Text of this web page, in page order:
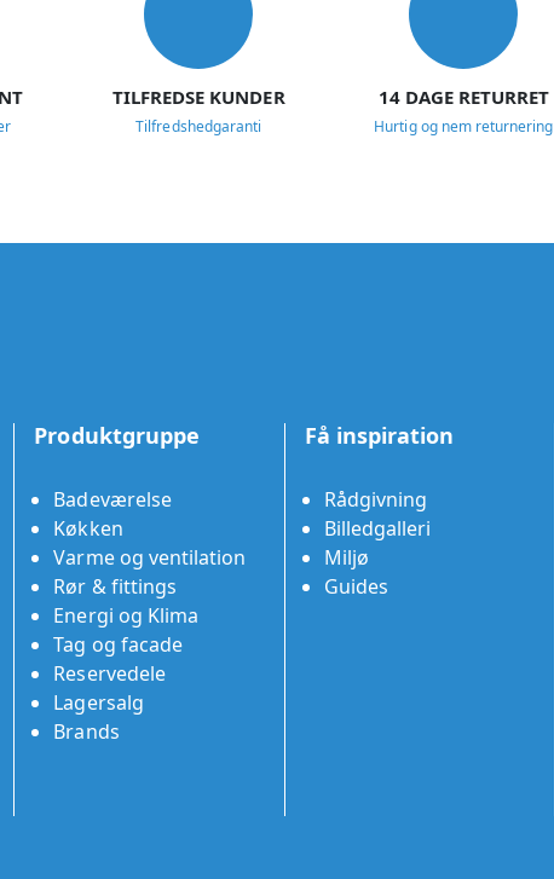
TILFREDSE KUNDER
Tilfredshedgaranti
14 DAGE RETURRET
Hurtig og nem returnering
Produktgruppe
Badeværelse
Køkken
Varme og ventilation
Rør & fittings
Energi og Klima
Tag og facade
Reservedele
Lagersalg
Brands
Få inspiration
Rådgivning
Billedgalleri
Miljø
Guides